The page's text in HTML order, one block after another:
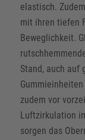
elastisch.
mit ihren tiefen
Beweglichkeit.
Stand, auch auf
zudem vor
Luftzirkulation
sorgen das